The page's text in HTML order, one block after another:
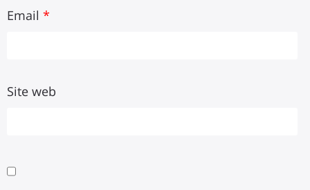
Email *
Site web